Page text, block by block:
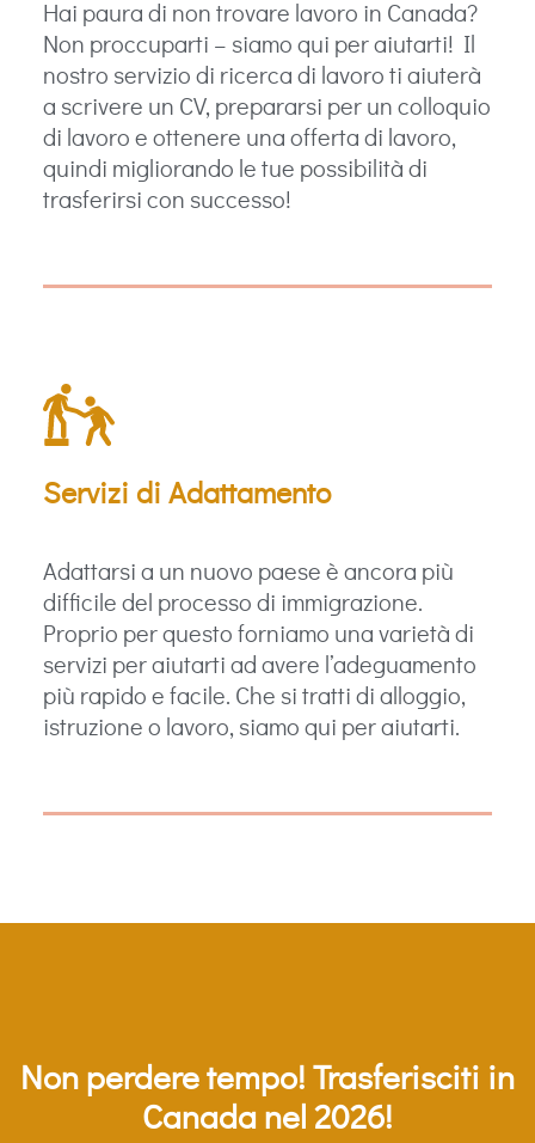
Hai paura di non trovare lavoro in Canada?
Non proccuparti – siamo qui per aiutarti! Il
nostro servizio di ricerca di lavoro ti aiuterà
a scrivere un CV, prepararsi per un colloquio
di lavoro e ottenere una offerta di lavoro,
quindi migliorando le tue possibilità di
trasferirsi con successo!
Servizi di Adattamento
Adattarsi a un nuovo paese è ancora più
difficile del processo di immigrazione.
Proprio per questo forniamo una varietà di
servizi per aiutarti ad avere l’adeguamento
più rapido e facile. Che si tratti di alloggio,
istruzione o lavoro, siamo qui per aiutarti.
Non perdere tempo! Trasferisciti in
Canada nel 2026!